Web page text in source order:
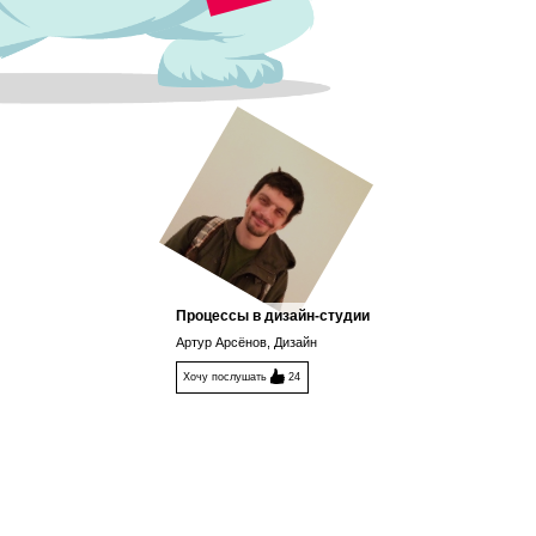
Процессы в дизайн-студии
Артур Арсёнов, Дизайн
Хочу послушать 24